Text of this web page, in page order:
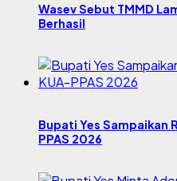
Wasev Sebut TMMD
Berhasil
Bupati Yes Sampaikan
PPAS 2026